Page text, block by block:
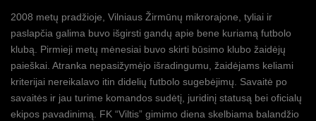
2008 metų pradžioje, Vilniaus Žirmūnų mikrorajone, tyliai ir
paslapčia galima buvo išgirsti gandų apie bene kuriamą futbolo
klubą. Pirmieji metų mėnesiai buvo skirti būsimo klubo žaidėjų
paieškai. Atranka nepasižymėjo išradingumu, žaidėjams keliami
kriterijai nereikalavo itin didelių futbolo sugebėjimų. Savaitė po
savaitės ir jau turime komandos sudėtį, juridinį statusą bei oficialų
ekipos pavadinimą. FK “Viltis” gimimo diena skelbiama balandžio